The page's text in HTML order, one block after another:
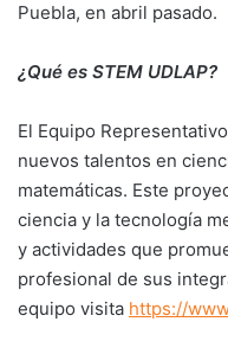
Puebla, en abril pasado.
¿Qué es STEM UDLAP?
El Equipo
nuevos talentos en
matemáticas. Este
ciencia y la tecnología
y actividades que
profesional de sus
equipo visita https://